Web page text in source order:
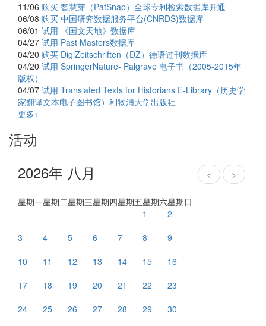
11/06 购买 智慧芽（PatSnap）全球专利检索数据库开通
06/08 购买 中国研究数据服务平台(CNRDS)数据库
06/01 试用
《国文天地》数据库
04/27 试用 Past Masters数据库
04/20 购买 DigiZeitschriften（DZ）德语过刊数据库
04/20 试用 SpringerNature- Palgrave 电子书（2005-2015年
版权）
04/07 试用 Translated Texts for Historians E-Library（历史学
家翻译文本电子图书馆）利物浦大学出版社
更多+
活动
2026年 八月
< >
星期一星期二星期三星期四星期五星期六星期日
1
2
3
4 5 6 7 8
9
10
11 12 13 14 15
16
17
18 19 20 21 22
23
24
25 26 27 28 29
30